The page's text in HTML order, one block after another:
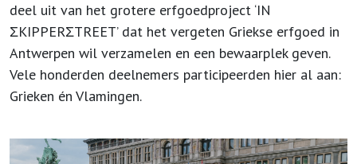
deel uit van het grotere erfgoedproject ‘IN
ΣKIPPERΣTREET’ dat het vergeten Griekse erfgoed in
Antwerpen wil verzamelen en een bewaarplek geven.
Vele honderden deelnemers participeerden hier al aan:
Grieken én Vlamingen.